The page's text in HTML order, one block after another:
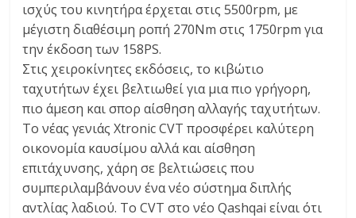
ισχύς του κινητήρα έρχεται στις 5500rpm, με
μέγιστη διαθέσιμη ροπή 270Nm στις 1750rpm για
την έκδοση των 158PS.
Στις χειροκίνητες εκδόσεις, το κιβώτιο
ταχυτήτων έχει βελτιωθεί για μια πιο γρήγορη,
πιο άμεση και σπορ αίσθηση αλλαγής ταχυτήτων.
Το νέας γενιάς Xtronic CVT προσφέρει καλύτερη
οικονομία καυσίμου αλλά και αίσθηση
επιτάχυνσης, χάρη σε βελτιώσεις που
συμπεριλαμβάνουν ένα νέο σύστημα διπλής
αντλίας λαδιού. Το CVT στο νέο Qashqai είναι ότι